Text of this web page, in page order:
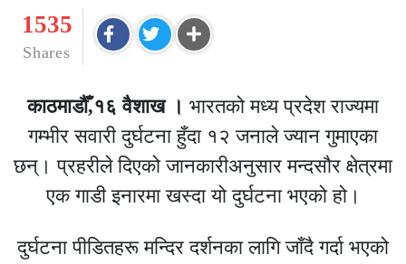
1535
Shares
काठमाडौँ,१६ वैशाख । भारतको मध्य प्रदेश राज्यमा
गम्भीर सवारी दुर्घटना हुँदा १२ जनाले ज्यान गुमाएका
छन्। प्रहरीले दिएको जानकारीअनुसार मन्दसौर क्षेत्रमा
एक गाडी इनारमा खस्दा यो दुर्घटना भएको हो।
दुर्घटना पीडितहरू मन्दिर दर्शनका लागि जाँदै गर्दा भएको